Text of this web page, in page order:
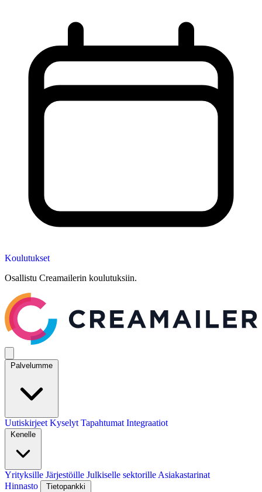
Koulutukset
Osallistu Creamailerin koulutuksiin.
Palvelumme
Uutiskirjeet Kyselyt Tapahtumat Integraatiot
Kenelle
Yrityksille Järjestöille Julkiselle sektorille Asiakastarinat
Hinnasto
Tietopankki